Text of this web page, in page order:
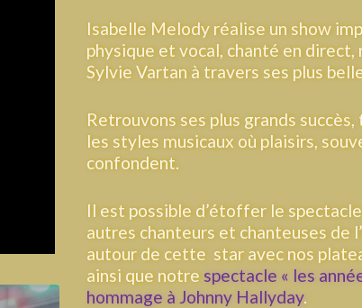
Isabelle Melody réalise un show
physique et vocal, chanté en
Sylvie Vartan à travers ses plus
Retrouvons ses plus grands
les styles musicaux où plaisirs,
confondent.
Il est possible d’étoffer le
autres chanteurs et chanteuses de
autour de cette star avec nos
ainsi que notre spectacle « les
hommage à Johnny Hallyday.